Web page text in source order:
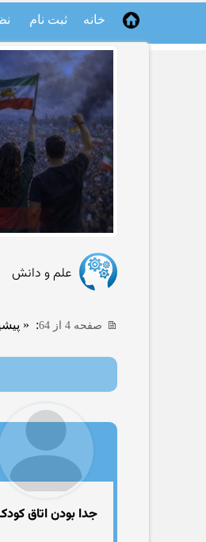
خانه ثبت نام
علم و دانش
صفحه 4 از 64 :
«
جدا بودن اتاق